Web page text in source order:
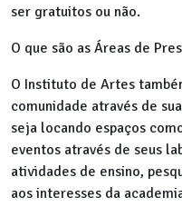
ser gratuitos ou não.
O que são as Áreas de
O Instituto de Artes
comunidade através de
seja locando espaços
eventos através de seus
atividades de ensino,
aos interesses da